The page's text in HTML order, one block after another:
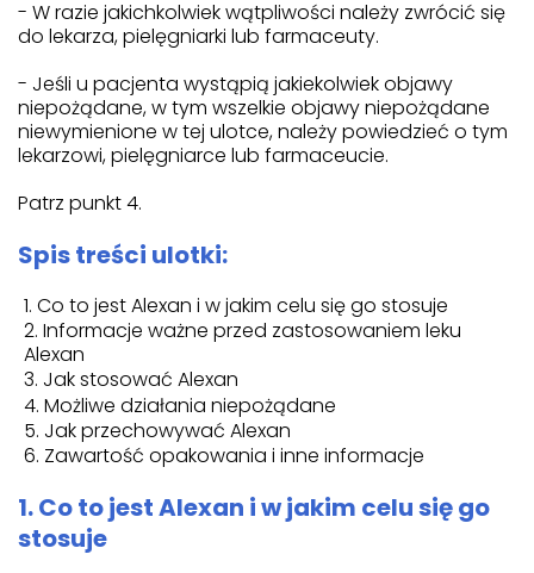
- W razie jakichkolwiek wątpliwości należy zwrócić się
do lekarza, pielęgniarki lub farmaceuty.
- Jeśli u pacjenta wystąpią jakiekolwiek objawy
niepożądane, w tym wszelkie objawy niepożądane
niewymienione w tej ulotce, należy powiedzieć o tym
lekarzowi, pielęgniarce lub farmaceucie.
Patrz punkt 4.
Spis treści ulotki:
Co to jest Alexan i w jakim celu się go stosuje
Informacje ważne przed zastosowaniem leku
Alexan
Jak stosować Alexan
Możliwe działania niepożądane
Jak przechowywać Alexan
Zawartość opakowania i inne informacje
1. Co to jest Alexan i w jakim celu się go
stosuje